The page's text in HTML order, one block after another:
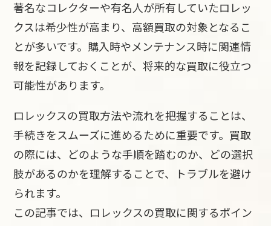
著名なコレクターや有名人が所有していたロレッ
クスは希少性が高まり、高額買取の対象となるこ
とが多いです。購入時やメンテナンス時に関連情
報を記録しておくことが、将来的な買取に役立つ
可能性があります。
ロレックスの買取方法や流れを把握することは、
手続きをスムーズに進めるために重要です。買取
の際には、どのような手順を踏むのか、どの選択
肢があるのかを理解することで、トラブルを避け
られます。
この記事では、ロレックスの買取に関するポイン